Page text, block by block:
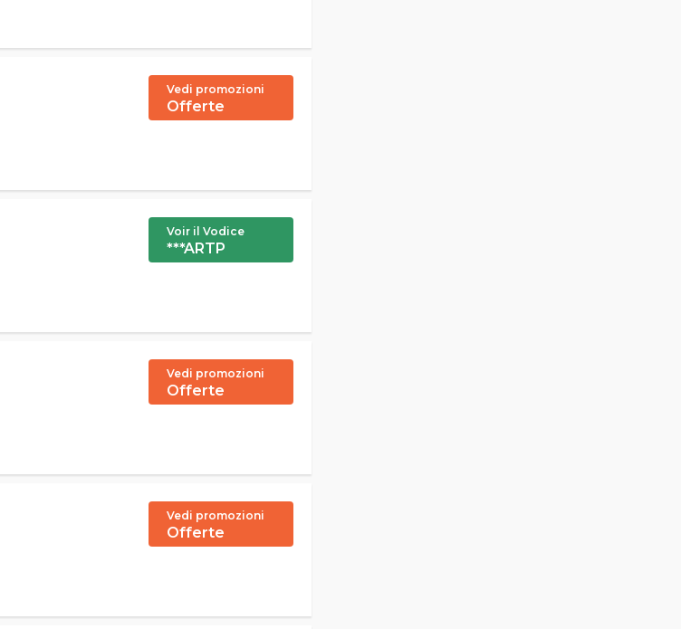
Vedi promozioni
Offerte
Voir il Vodice
***ARTP
Vedi promozioni
Offerte
Vedi promozioni
Offerte